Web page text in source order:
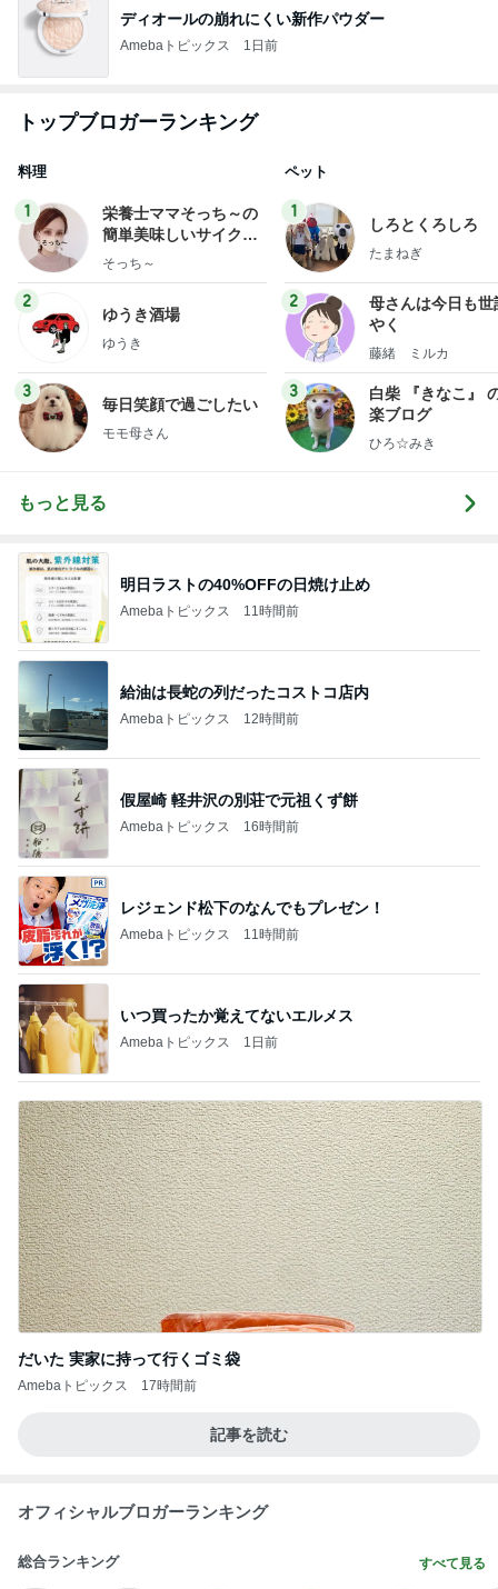
ディオールの崩れにくい新作パウダー
Amebaトピックス 1日前
トップブロガーランキング
料理
1
栄養士ママそっち～の
簡単美味しいサイクル
献立
そっち～
2
ゆうき酒場
ゆうき
3
毎日笑顔で過ごしたい
モモ母さん
ペット
1
しろとくろしろ
たまねぎ
2
母さんは今日も世
やく
藤緒 ミルカ
3
白柴 『きなこ』
楽ブログ
ひろ☆みき
もっと見る
明日ラストの40%OFFの日焼け止め
Amebaトピックス 11時間前
給油は長蛇の列だったコストコ店内
Amebaトピックス 12時間前
假屋崎 軽井沢の別荘で元祖くず餅
Amebaトピックス 16時間前
レジェンド松下のなんでもプレゼン！
Amebaトピックス 11時間前
いつ買ったか覚えてないエルメス
Amebaトピックス 1日前
だいた 実家に持って行くゴミ袋
Amebaトピックス 17時間前
記事を読む
オフィシャルブロガーランキング
総合ランキング すべて見る